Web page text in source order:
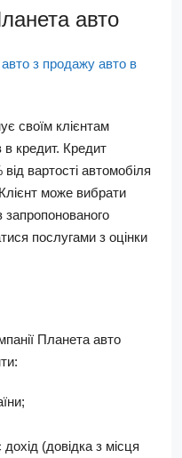
авто
з продажу авто в
своїм клієнтам
в кредит. Кредит
вартості автомобіля
може вибрати
запропонованого
послугами з оцінки
Планета авто
(довідка з місця